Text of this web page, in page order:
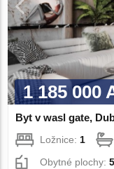
1 185 000
Byt v wasl gate,
Ložnice:1
Obytné plochy: